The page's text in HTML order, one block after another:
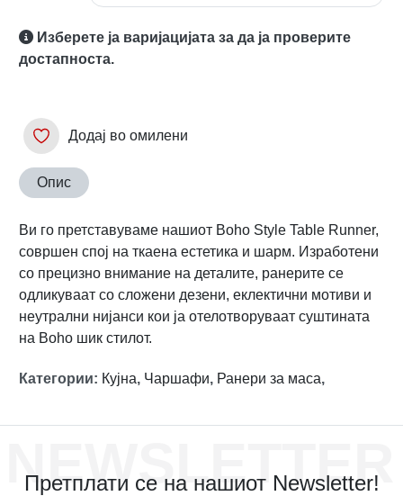
Изберете ја варијацијата за да ја проверите
достапноста.
Додај во омилени
Опис
Ви го претставуваме нашиот Boho Style Table Runner,
совршен спој на ткаена естетика и шарм. Изработени
со прецизно внимание на деталите, ранерите се
одликуваат со сложени дезени, еклектични мотиви и
неутрални нијанси кои ја отелотворуваат суштината
на Boho шик стилот.
Категории: Кујна, Чаршафи, Ранери за маса,
NEWSLETTER
Претплати се на нашиот Newsletter!